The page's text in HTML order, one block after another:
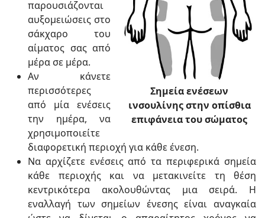
Σημεία ενέσεων
ινσουλίνης στην οπίσθια
επιφάνεια του σώματος
παρουσιάζονται
αυξομειώσεις στο
σάκχαρο του
αίματος σας από
μέρα σε μέρα.
Αν κάνετε
περισσότερες
από μία ενέσεις
την ημέρα, να
χρησιμοποιείτε
διαφορετική περιοχή για κάθε ένεση.
Να αρχίζετε ενέσεις από τα περιφερικά σημεία
κάθε περιοχής και να μετακινείτε τη θέση
κεντρικότερα ακολουθώντας μια σειρά. Η
εναλλαγή των σημείων ένεσης είναι αναγκαία